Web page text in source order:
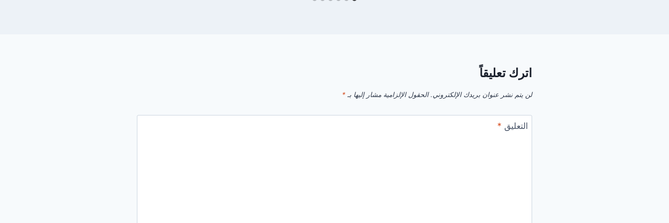
اترك تعليقاً
لن يتم نشر عنوان بريدك الإلكتروني. الحقول الإلزامية مشار إليها بـ *
التعليق *